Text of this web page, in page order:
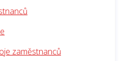
zaměstnanců